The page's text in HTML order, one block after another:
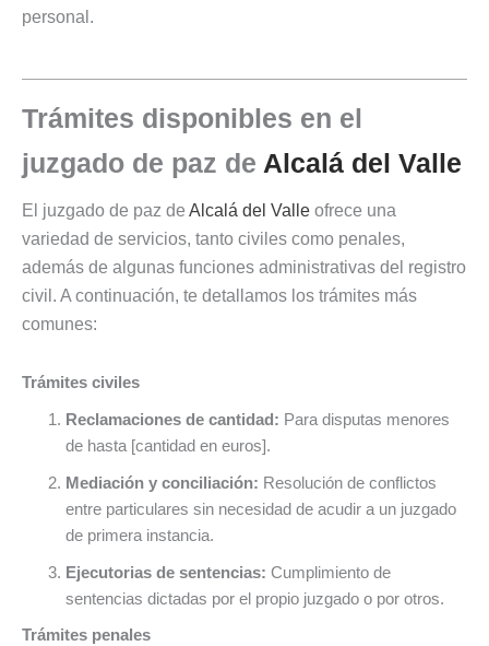
personal.
Trámites disponibles en el
juzgado de paz de Alcalá del Valle
El juzgado de paz de Alcalá del Valle ofrece una
variedad de servicios, tanto civiles como penales,
además de algunas funciones administrativas del registro
civil. A continuación, te detallamos los trámites más
comunes:
Trámites civiles
Reclamaciones de cantidad: Para disputas menores
de hasta [cantidad en euros].
Mediación y conciliación: Resolución de conflictos
entre particulares sin necesidad de acudir a un juzgado
de primera instancia.
Ejecutorias de sentencias: Cumplimiento de
sentencias dictadas por el propio juzgado o por otros.
Trámites penales